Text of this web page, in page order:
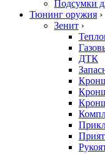
Подсумки
Тюнинг оружия ›
Зенит ›
ДТК